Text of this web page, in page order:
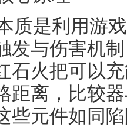
质是利用游
发与伤害机
石火把可以
距离，比较
些元件如同